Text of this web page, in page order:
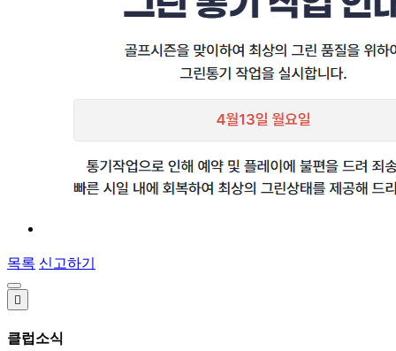
목록 신고하기

클럽소식